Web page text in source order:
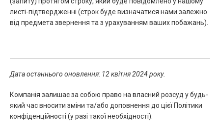
листі-підтвердженні (строк буде визначатися нами залежно
від предмета звернення та з урахуванням ваших побажань).
Дата останнього оновлення: 12 квітня 2024 року.
Компанія залишає за собою право на власний розсуд у будь-
який час вносити зміни та/або доповнення до цієї Політики
конфіденційності (у разі такої необхідності).